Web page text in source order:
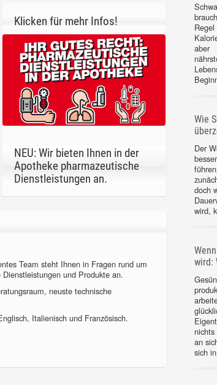
Klicken für mehr Infos!
NEU: Wir bieten Ihnen in der
Apotheke pharmazeutische
Dienstleistungen an.
Team steht Ihnen in Fragen rund um
und Produkte an.
neuste technische
Italienisch und Französisch.
aber
Wie
Der
doch
wird,
wird:
an
sich